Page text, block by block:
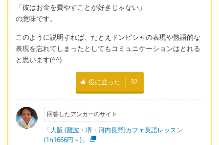
「彼はお金を費やすことが好きじゃない」
の意味です。
このように説明すれば、たとえドンピシャの表現や熟語的な
表現を忘れてしまったとしてもコミュニケーションはとれる
と思います(^^)
役に立った 32
回答したアンカーのサイト
「大阪 (難波・堺・河内長野)カフェ英語レッスン
(1h1666円～)」